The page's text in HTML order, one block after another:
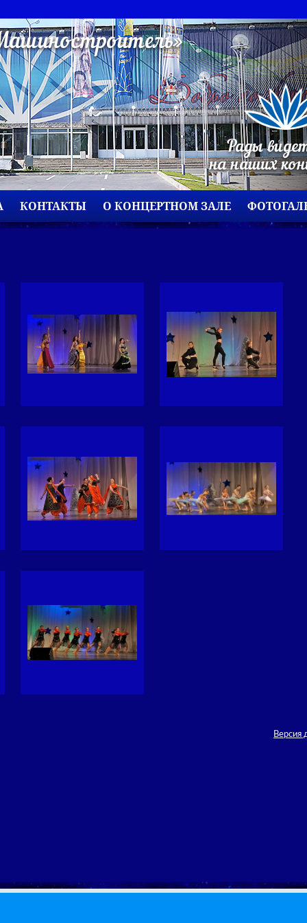
КОНТАКТЫ О КОНЦЕРТНОМ ЗАЛЕ
Версия